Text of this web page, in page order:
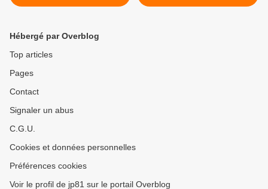
Hébergé par Overblog
Top articles
Pages
Contact
Signaler un abus
C.G.U.
Cookies et données personnelles
Préférences cookies
Voir le profil de jp81 sur le portail Overblog